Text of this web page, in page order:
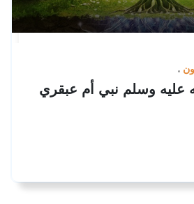
عليه وسلم نبي أم عبقري